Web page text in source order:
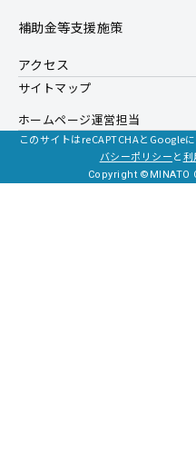
補助金等支援施策
アクセス
サイトマップ
ホームページ運営担当
このサイトはreCAPTCHAとGoogle
バシーポリシーと利
Copyright ©MINATO